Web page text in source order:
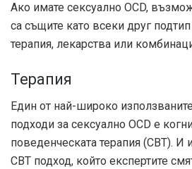
Ако имате сексуално OCD,
са същите като всеки друг
терапия, лекарства или
Терапия
Един от най-широко
подходи за сексуално OCD е
поведенческата терапия (CBT).
CBT подход, който експертите